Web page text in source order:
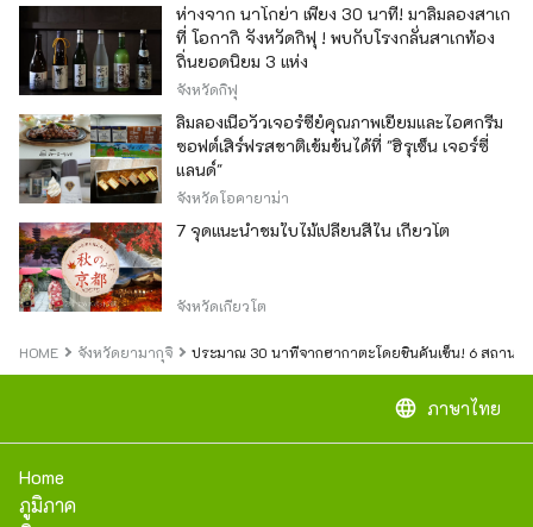
ห่างจาก นาโกย่า เพียง 30 นาที! มาลิ้มลองสาเก
ที่ โอกากิ จังหวัดกิฟุ ! พบกับโรงกลั่นสาเกท้อง
ถิ่นยอดนิยม 3 แห่ง
จังหวัดกิฟุ
ลิ้มลองเนื้อวัวเจอร์ซีย์คุณภาพเยี่ยมและไอศกรีม
ซอฟต์เสิร์ฟรสชาติเข้มข้นได้ที่ "ฮิรุเซ็น เจอร์ซี่
แลนด์"
จังหวัดโอคายาม่า
7 จุดแนะนำชมใบไม้เปลี่ยนสีใน เกียวโต
จังหวัดเกียวโต
HOME จังหวัดยามากุจิ ประมาณ 30 นาทีจากฮากาตะโดยชินคันเซ็น! 6 สถานที่
language ภาษาไทย
Home
ภูมิภาค